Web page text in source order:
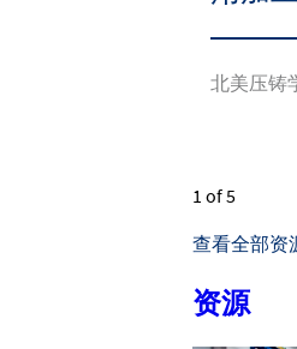
北美压铸
1of 5
查看全部资
资源